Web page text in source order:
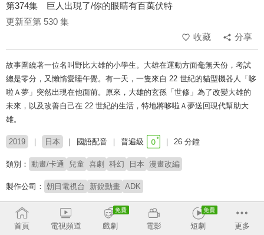
第374集 巨人出現了/你的眼睛有百萬伏特
更新至第 530 集
收藏
分享
故事圍繞著一位名叫野比大雄的小學生。大雄在運動方面毫無天份，考試
總是零分，又懶惰愛睡午覺。有一天，一隻來自 22 世紀的貓型機器人「哆
啦Ａ夢」突然出現在他面前。原來，大雄的玄孫「世修」為了改變大雄的
未來，以及改善自己在 22 世紀的生活，特地將哆啦Ａ夢送回現代幫助大
雄。
2019 日本 國語配音 普遍級 26 分鐘
類別： 動畫/卡通 兒童 喜劇 科幻 日本 漫畫改編
製作公司： 朝日電視台 新銳動畫 ADK
配音： 林筱玲 穆宣名 李世揚 梁興昌
原著： 藤子・F・不二雄
首頁 電視頻道 戲劇 電影 短劇 更多